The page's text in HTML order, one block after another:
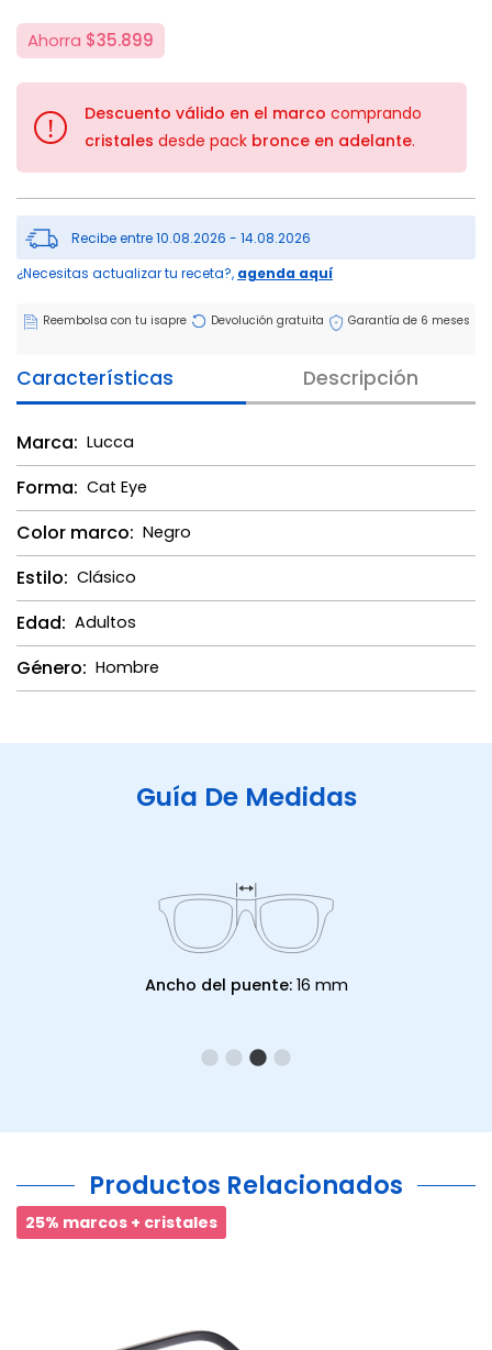
Ahorra $35.899
! Descuento válido en el marco comprando
cristales desde pack bronce en adelante.
Recibe entre 10.08.2026 - 14.08.2026
¿Necesitas actualizar tu receta?, agenda aquí
Reembolsa con tu isapre Devolución gratuita Garantía de 6 meses
Características Descripción
Marca: Lucca
Forma: Cat Eye
Color marco: Negro
Estilo: Clásico
Edad: Adultos
Género: Hombre
Guía De Medidas
Ancho del puente: 16 mm
Productos Relacionados
25% marcos + cristales